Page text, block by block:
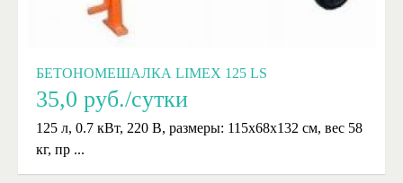
БЕТОНОМЕШАЛКА LIMEX 125 LS
35,0 руб./сутки
125 л, 0.7 кВт, 220 В, размеры: 115х68х132 см, вес 58
кг, пр ...